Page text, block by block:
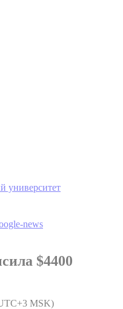
университет
news
$4400
MSK)